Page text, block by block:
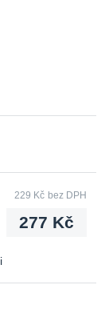
277 Kč
229 Kč bez DPH